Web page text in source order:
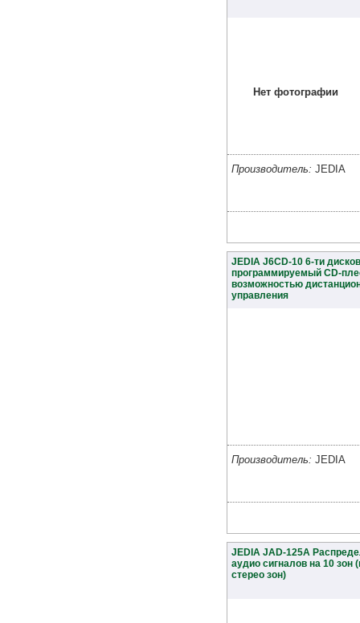
Нет фотографии
Производитель: JEDIA
JEDIA J6CD-10 6-ти
программируемый CD-
возможностью
управления
Производитель: JEDIA
JEDIA JAD-125A
аудио сигналов на 10 зон
стерео зон)